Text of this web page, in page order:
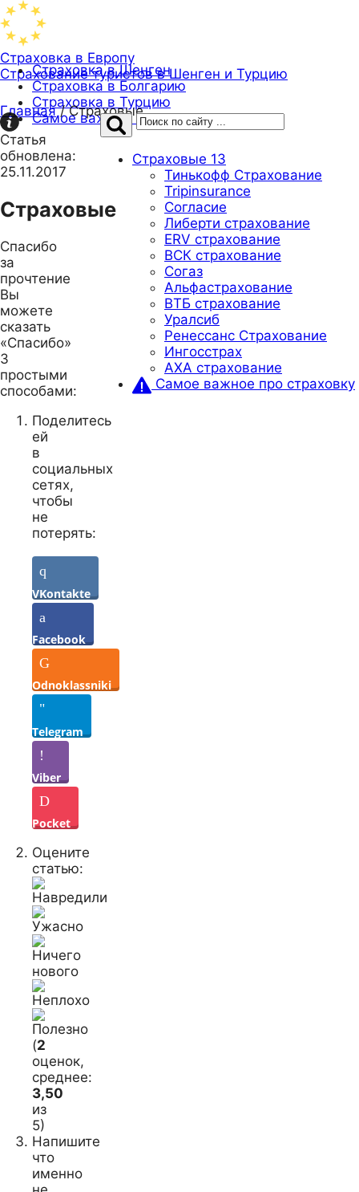
Страховка в Европу
Страхование туристов в Шенген и Турцию
Страховка в Шенген
Страховка в Болгарию
Страховка в Турцию
Самое важное про страховку
Главная / Страховые
Статья
обновлена:
25.11.2017
Страховые
Спасибо
за
прочтение
Вы
можете
сказать
«Спасибо»
3
простыми
способами:
Поделитесь
ей
в
социальных
сетях,
чтобы
не
потерять:
VKontakte
Facebook
Odnoklassniki
Telegram
Viber
Pocket
Оцените
статью:
(2
оценок,
среднее:
3,50
из
5)
Напишите
что
именно
Страховые 13
Тинькофф Страхование
Tripinsurance
Согласие
Либерти страхование
ERV страхование
ВСК страхование
Согаз
Альфастрахование
ВТБ страхование
Уралсиб
Ренессанс Страхование
Ингосстрах
AXA страхование
Самое важное про страховку